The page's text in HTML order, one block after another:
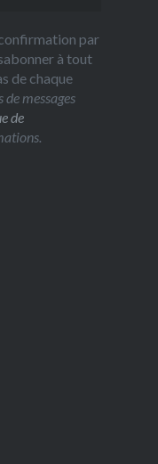
par
à tout
de chaque
de messages
de